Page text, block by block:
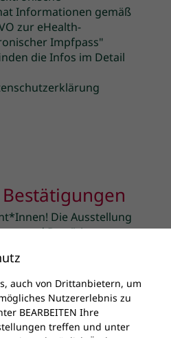
Informationen gemäß
zur eHealth-
Impfpass"
die Infos im Detail
Die Ausstellung
und Bestätigungen
honoriert wird und
wird.Danke für Ihr
Pesendorfer
auch von Drittanbietern, um
Nutzererlebnis zu
BEARBEITEN Ihre
treffen und unter